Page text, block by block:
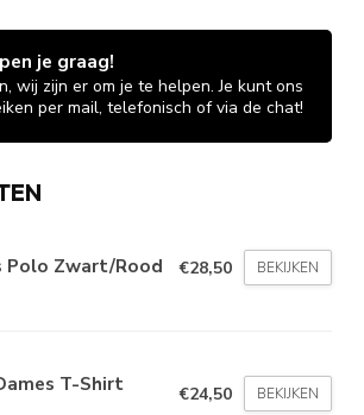
je graag!
wij zijn er om je te helpen. Je kunt ons
per mail, telefonisch of via de chat!
Polo Zwart/Rood €28,50 BEKIJKEN
T-Shirt €24,50 BEKIJKEN